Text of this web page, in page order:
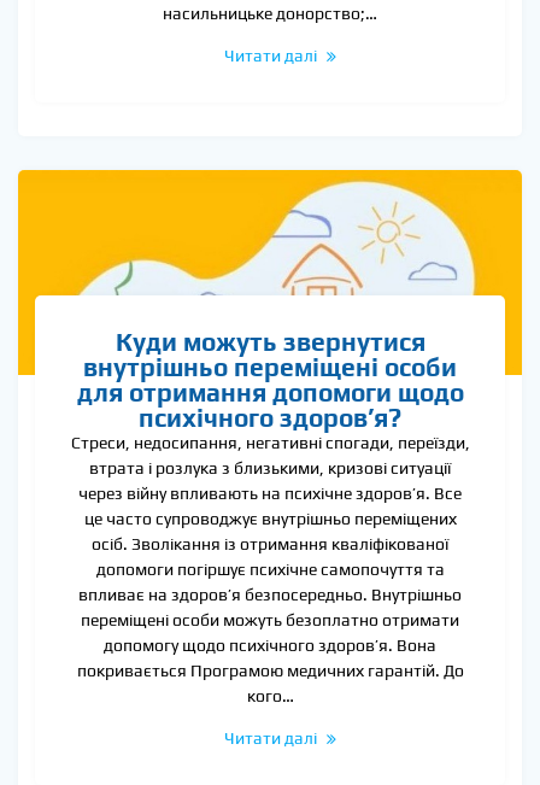
насильницьке донорство;…
Читати далі
Куди можуть звернутися
внутрішньо переміщені особи
для отримання допомоги щодо
психічного здоров’я?
Стреси, недосипання, негативні спогади, переїзди,
втрата і розлука з близькими, кризові ситуації
через війну впливають на психічне здоров’я. Все
це часто супроводжує внутрішньо переміщених
осіб. Зволікання із отримання кваліфікованої
допомоги погіршує психічне самопочуття та
впливає на здоров’я безпосередньо. Внутрішньо
переміщені особи можуть безоплатно отримати
допомогу щодо психічного здоров’я. Вона
покривається Програмою медичних гарантій. До
кого…
Читати далі